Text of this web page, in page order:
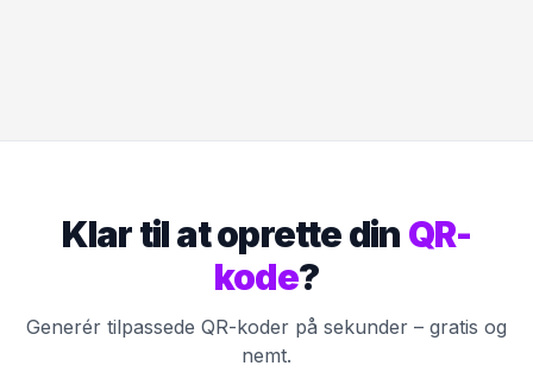
Klar til at oprette din QR-
kode?
Generér tilpassede QR-koder på sekunder – gratis og
nemt.